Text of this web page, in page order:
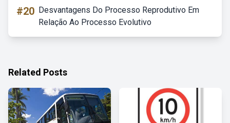
#20 Desvantagens Do Processo Reprodutivo Em
Relação Ao Processo Evolutivo
Related Posts